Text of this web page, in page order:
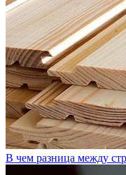
В чем разница между